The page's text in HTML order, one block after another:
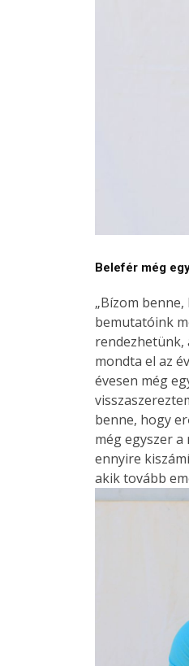
Belefér még
„Bízom
bemutatóink
rendezhetünk,
mondta el az
évesen még
benne, hogy
még egyszer
ennyire
akik tovább